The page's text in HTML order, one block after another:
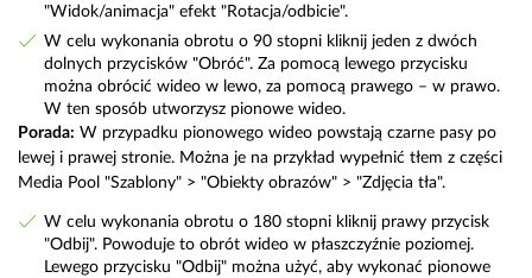
"Widok/animacja" efekt "Rotacja/odbicie".
W celu wykonania obrotu o 90 stopni kliknij jeden z dwóch
dolnych przycisków "Obróć". Za pomocą lewego przycisku
można obrócić wideo w lewo, za pomocą prawego – w prawo.
W ten sposób utworzysz pionowe wideo.
Porada: W przypadku pionowego wideo powstają czarne pasy po
lewej i prawej stronie. Można je na przykład wypełnić tłem z części
Media Pool "Szablony" > "Obiekty obrazów" > "Zdjęcia tła".
W celu wykonania obrotu o 180 stopni kliknij prawy przycisk
"Odbij". Powoduje to obrót wideo w płaszczyźnie poziomej.
Lewego przycisku "Odbij" można użyć, aby wykonać pionowe